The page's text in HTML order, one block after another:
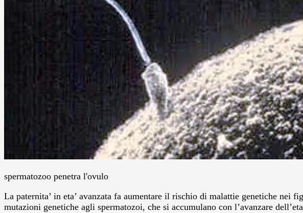
spermatozoo penetra l'ovulo
La paternita’ in eta’ avanzata fa aumentare il rischio di malattie genetiche nei
mutazioni genetiche agli spermatozoi, che si accumulano con l’avanzare